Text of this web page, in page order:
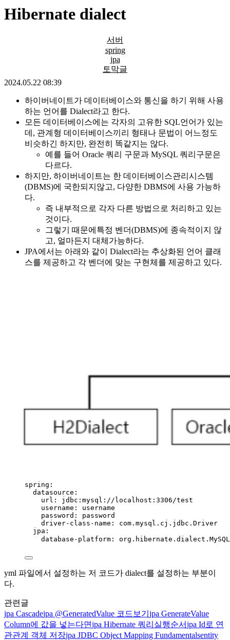
Hibernate dialect
서버
spring
jpa
토막글
2024.05.22 08:39
하이버네이트가 데이터베이스와 통신을 하기 위해 사용
하는 언어를 Dialect라고 한다.
모든 데이터베이스에는 각자의 고유한 SQL언어가 있는
데, 관계형 데이터베이스끼리 형태나 문법이 어느정도
비슷하긴 하지만, 완전히 똑같지는 않다.
예를 들어 Oracle 쿼리 구문과 MySQL 쿼리구문은
다르다.
하지만, 하이버네이트는 한 데이터베이스관리시스템
(DBMS)에 국한되지않고, 다양한 DBMS에 사용 가능하
다.
즉 내부적으로 각자 다른 방법으로 처리하고 있는
것이다.
그렇기 때문에특정 벤더(DBMS)에 종속적이지 않
고, 얼마든지 대체가능하다.
JPA에서는 아래와 같이 Dialect라는 추상화된 언어 클래
스를 제공하고 각 벤더에 맞는 구현체를 제공하고 있다.
spring :
datasource :
url : jdbc:mysql://localhost:3306/test
username : username
password : password
driver-class-name : com.mysql.cj.jdbc.Driver
jpa :
database-platform :
yml 파일에서 설정하는 저 코드가 dialect를 설정하는 부분이
다.
관련글
jpa Cascadejpa @GeneratedValue 코드보기 jpa GenerateValue
Column에 값을 넣는다면jpa Hibernate 쿼리실행순서jpa Id로 연
관관계 객체 저장jpa JDBC Object Mapping Fundamentalsentity